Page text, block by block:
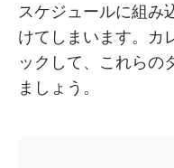
スケジュールに組み
けてしまいます。カ
ックして、これらの
ましょう。